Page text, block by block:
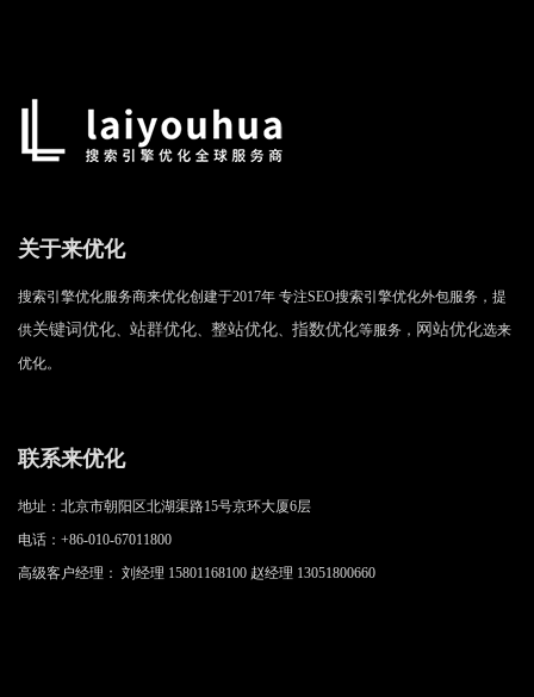
关于来优化
搜索引擎优化服务商来优化创建于2017年 专注SEO搜索引擎优化外包服务，提
供关键词优化、 站群优化、 整站优化、 指数优化等服务， 网站优化选来
优化。
联系来优化
地址：北京市朝阳区北湖渠路15号京环大厦6层
电话：+86-010-67011800
高级客户经理： 刘经理 15801168100 赵经理 13051800660